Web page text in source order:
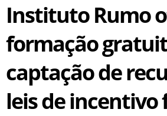
Instituto Rumo
formação
captação de
leis de incentivo